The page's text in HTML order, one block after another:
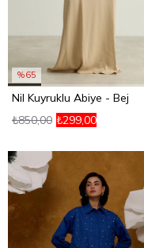
%65
Nil Kuyruklu Abiye - Bej
₺299,00
₺850,00